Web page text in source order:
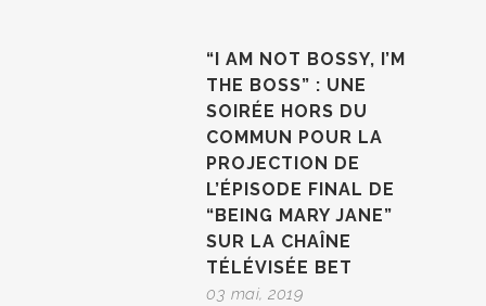
“I AM NOT BOSSY, I’M
THE BOSS” : UNE
SOIRÉE HORS DU
COMMUN POUR LA
PROJECTION DE
L’ÉPISODE FINAL DE
“BEING MARY JANE”
SUR LA CHAÎNE
TÉLÉVISÉE BET
03 mai, 2019